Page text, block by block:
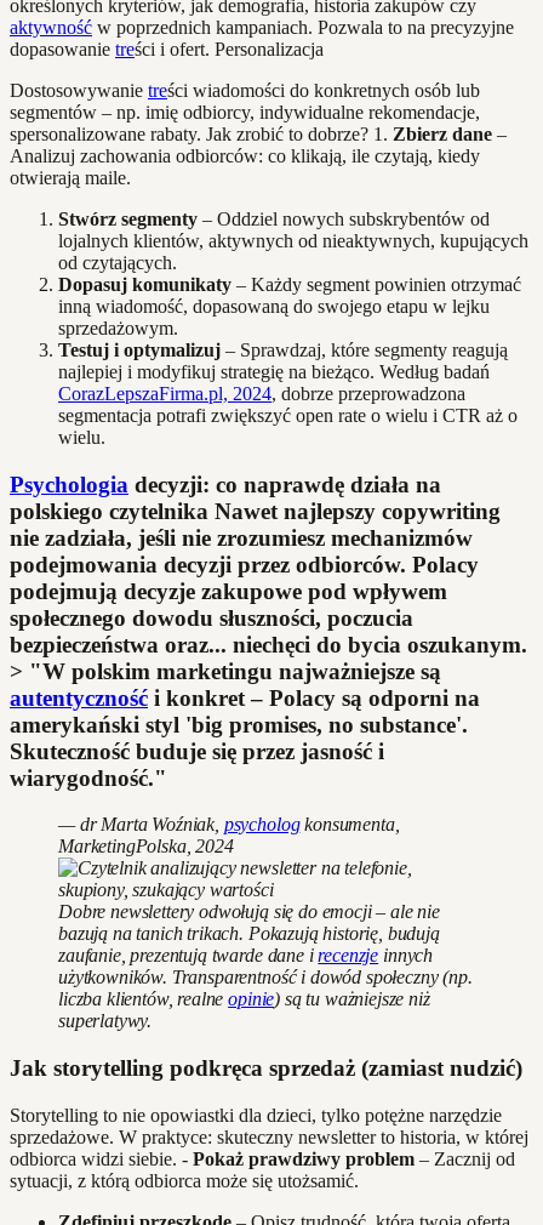
określonych kryteriów, jak demografia, historia zakupów czy
aktywność w poprzednich kampaniach. Pozwala to na precyzyjne
dopasowanie treści i ofert. Personalizacja
Dostosowywanie treści wiadomości do konkretnych osób lub
segmentów – np. imię odbiorcy, indywidualne rekomendacje,
spersonalizowane rabaty. Jak zrobić to dobrze? 1. Zbierz dane –
Analizuj zachowania odbiorców: co klikają, ile czytają, kiedy
otwierają maile.
Stwórz segmenty – Oddziel nowych subskrybentów od
lojalnych klientów, aktywnych od nieaktywnych, kupujących
od czytających.
Dopasuj komunikaty – Każdy segment powinien otrzymać
inną wiadomość, dopasowaną do swojego etapu w lejku
sprzedażowym.
Testuj i optymalizuj – Sprawdzaj, które segmenty reagują
najlepiej i modyfikuj strategię na bieżąco. Według badań
CorazLepszaFirma.pl, 2024, dobrze przeprowadzona
segmentacja potrafi zwiększyć open rate o wielu i CTR aż o
wielu.
Psychologia decyzji: co naprawdę działa na
polskiego czytelnika Nawet najlepszy copywriting
nie zadziała, jeśli nie zrozumiesz mechanizmów
podejmowania decyzji przez odbiorców. Polacy
podejmują decyzje zakupowe pod wpływem
społecznego dowodu słuszności, poczucia
bezpieczeństwa oraz... niechęci do bycia oszukanym.
> "W polskim marketingu najważniejsze są
autentyczność i konkret – Polacy są odporni na
amerykański styl 'big promises, no substance'.
Skuteczność buduje się przez jasność i
wiarygodność."
— dr Marta Woźniak, psychologkonsumenta,
MarketingPolska, 2024
Dobre newslettery odwołują się do emocji – ale nie
bazują na tanich trikach. Pokazują historię, budują
zaufanie, prezentują twarde dane irecenzje innych
użytkowników. Transparentność i dowód społeczny (np.
liczba klientów, realneopinie) są tu ważniejsze niż
superlatywy.
Jak storytelling podkręca sprzedaż (zamiast nudzić)
Storytelling to nie opowiastki dla dzieci, tylko potężne narzędzie
sprzedażowe. W praktyce: skuteczny newsletter to historia, w której
odbiorca widzi siebie. - Pokaż prawdziwy problem – Zacznij od
sytuacji, z którą odbiorca może się utożsamić.